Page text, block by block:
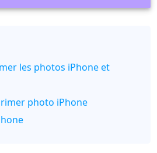
les photos iPhone et
photo iPhone